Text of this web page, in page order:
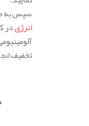
سپس به
انرژیدر
تخفیف